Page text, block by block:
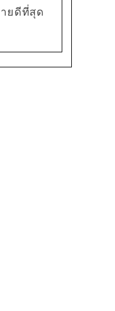
ยดีที่สุด